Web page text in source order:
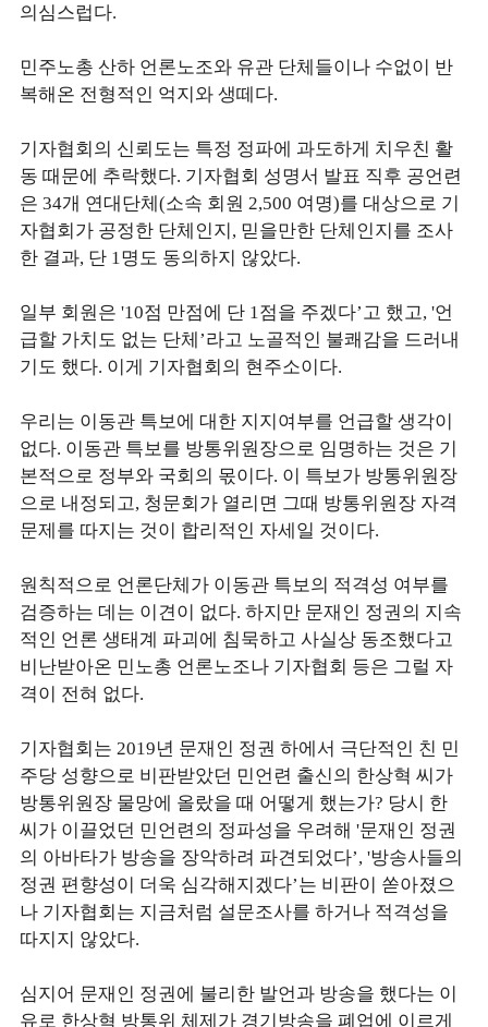
의심스럽다.
민주노총 산하 언론노조와 유관 단체들이나 수없이 반
복해온 전형적인 억지와 생떼다.
기자협회의 신뢰도는 특정 정파에 과도하게 치우친 활
동 때문에 추락했다. 기자협회 성명서 발표 직후 공언련
은 34개 연대단체(소속 회원 2,500 여명)를 대상으로 기
자협회가 공정한 단체인지, 믿을만한 단체인지를 조사
한 결과, 단 1명도 동의하지 않았다.
일부 회원은 '10점 만점에 단 1점을 주겠다’고 했고, '언
급할 가치도 없는 단체’라고 노골적인 불쾌감을 드러내
기도 했다. 이게 기자협회의 현주소이다.
우리는 이동관 특보에 대한 지지여부를 언급할 생각이
없다. 이동관 특보를 방통위원장으로 임명하는 것은 기
본적으로 정부와 국회의 몫이다. 이 특보가 방통위원장
으로 내정되고, 청문회가 열리면 그때 방통위원장 자격
문제를 따지는 것이 합리적인 자세일 것이다.
원칙적으로 언론단체가 이동관 특보의 적격성 여부를
검증하는 데는 이견이 없다. 하지만 문재인 정권의 지속
적인 언론 생태계 파괴에 침묵하고 사실상 동조했다고
비난받아온 민노총 언론노조나 기자협회 등은 그럴 자
격이 전혀 없다.
기자협회는 2019년 문재인 정권 하에서 극단적인 친 민
주당 성향으로 비판받았던 민언련 출신의 한상혁 씨가
방통위원장 물망에 올랐을 때 어떻게 했는가? 당시 한
씨가 이끌었던 민언련의 정파성을 우려해 '문재인 정권
의 아바타가 방송을 장악하려 파견되었다’, '방송사들의
정권 편향성이 더욱 심각해지겠다’는 비판이 쏟아졌으
나 기자협회는 지금처럼 설문조사를 하거나 적격성을
따지지 않았다.
심지어 문재인 정권에 불리한 발언과 방송을 했다는 이
유로 한상혁 방통위 체제가 경기방송을 폐업에 이르게